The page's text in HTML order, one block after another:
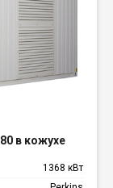
в кожухе
1368 кВт